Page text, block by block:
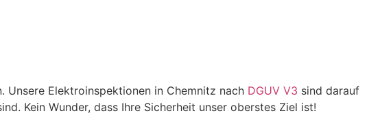
Unsere Elektroinspektionen in Chemnitz nach DGUV V3 sind darauf
Kein Wunder, dass Ihre Sicherheit unser oberstes Ziel ist!